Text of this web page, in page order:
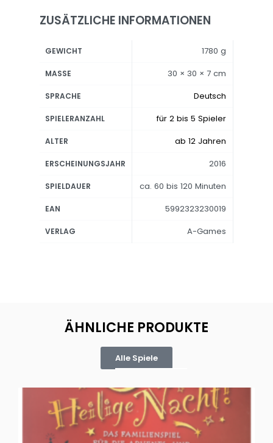
ZUSÄTZLICHE INFORMATIONEN
GEWICHT 1780 g
MASSE 30 × 30 × 7 cm
SPRACHE Deutsch
SPIELERANZAHL für 2 bis 5 Spieler
ALTER ab 12 Jahren
ERSCHEINUNGSJAHR 2016
SPIELDAUER ca. 60 bis 120 Minuten
EAN 5992323230019
VERLAG A-Games
ÄHNLICHE PRODUKTE
Alle Spiele